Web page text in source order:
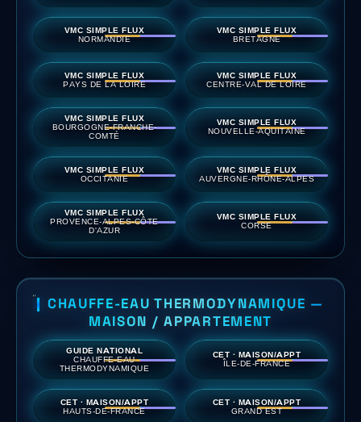
VMC SIMPLE FLUX
NORMANDIE
VMC SIMPLE FLUX
BRETAGNE
VMC SIMPLE FLUX
PAYS DE LA LOIRE
VMC SIMPLE FLUX
CENTRE-VAL DE LOIRE
VMC SIMPLE FLUX
BOURGOGNE-FRANCHE-
COMTÉ
VMC SIMPLE FLUX
NOUVELLE-AQUITAINE
VMC SIMPLE FLUX
OCCITANIE
VMC SIMPLE FLUX
AUVERGNE-RHÔNE-ALPES
VMC SIMPLE FLUX
PROVENCE-ALPES-CÔTE
D'AZUR
VMC SIMPLE FLUX
CORSE
CHAUFFE-EAU THERMODYNAMIQUE —
MAISON / APPARTEMENT
GUIDE NATIONAL
CHAUFFE-EAU
THERMODYNAMIQUE
CET · MAISON/APPT
ÎLE-DE-FRANCE
CET · MAISON/APPT
HAUTS-DE-FRANCE
CET · MAISON/APPT
GRAND EST